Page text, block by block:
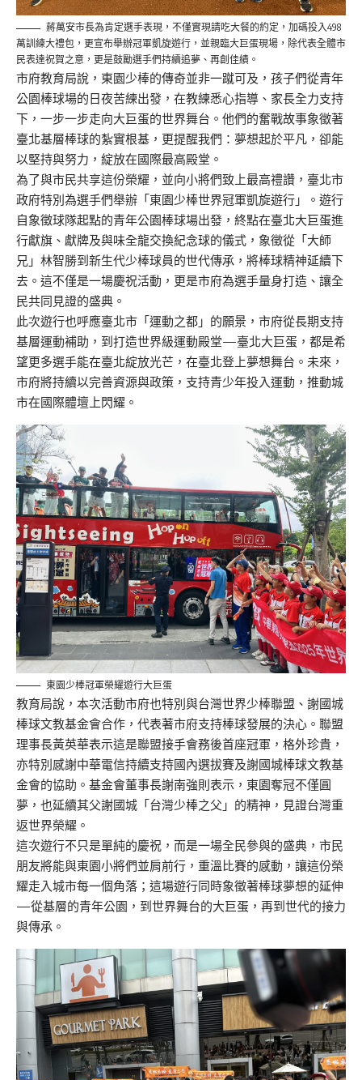
蔣萬安市長為肯定選手表現，不僅實現請吃大餐的約定，加碼投入498
萬訓練大禮包，更宣布舉辦冠軍凱旋遊行，並親臨大巨蛋現場，除代表全體市
民表達祝賀之意，更是鼓勵選手們持續追夢、再創佳績。
市府教育局說，東園少棒的傳奇並非一蹴可及，孩子們從青年
公園棒球場的日夜苦練出發，在教練悉心指導、家長全力支持
下，一步一步走向大巨蛋的世界舞台。他們的奮戰故事象徵著
臺北基層棒球的紮實根基，更提醒我們：夢想起於平凡，卻能
以堅持與努力，綻放在國際最高殿堂。
為了與市民共享這份榮耀，並向小將們致上最高禮讚，臺北市
政府特別為選手們舉辦「東園少棒世界冠軍凱旋遊行」。遊行
自象徵球隊起點的青年公園棒球場出發，終點在臺北大巨蛋進
行獻旗、獻牌及與味全龍交換紀念球的儀式，象徵從「大師
兄」林智勝到新生代少棒球員的世代傳承，將棒球精神延續下
去。這不僅是一場慶祝活動，更是市府為選手量身打造、讓全
民共同見證的盛典。
此次遊行也呼應臺北市「運動之都」的願景，市府從長期支持
基層運動補助，到打造世界級運動殿堂—臺北大巨蛋，都是希
望更多選手能在臺北綻放光芒，在臺北登上夢想舞台。未來，
市府將持續以完善資源與政策，支持青少年投入運動，推動城
市在國際體壇上閃耀。
東園少棒冠軍榮耀遊行大巨蛋
教育局說，本次活動市府也特別與台灣世界少棒聯盟、謝國城
棒球文教基金會合作，代表著市府支持棒球發展的決心。聯盟
理事長黃英華表示這是聯盟接手會務後首座冠軍，格外珍貴，
亦特別感謝中華電信持續支持國內選拔賽及謝國城棒球文教基
金會的協助。基金會董事長謝南強則表示，東園奪冠不僅圓
夢，也延續其父謝國城「台灣少棒之父」的精神，見證台灣重
返世界榮耀。
這次遊行不只是單純的慶祝，而是一場全民參與的盛典，市民
朋友將能與東園小將們並肩前行，重溫比賽的感動，讓這份榮
耀走入城市每一個角落；這場遊行同時象徵著棒球夢想的延伸
—從基層的青年公園，到世界舞台的大巨蛋，再到世代的接力
與傳承。